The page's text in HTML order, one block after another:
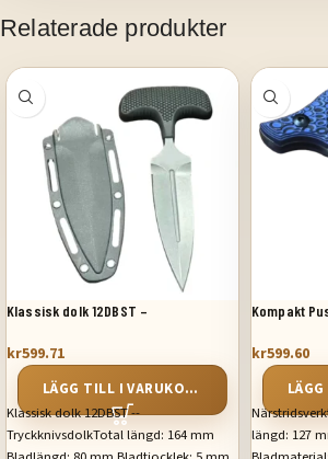
Relaterade produkter
Klassisk dolk 12DBST –
kr599.71
LÄGG TILL I VARUKORG
Klassisk dolk 12DBST --
TryckknivsdolkTotal längd: 164 mm
Kompakt
kr599.60
längd: 127